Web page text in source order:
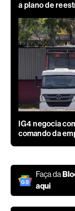
a plano de
IG4 negocia
comando da
Faça da
aqui